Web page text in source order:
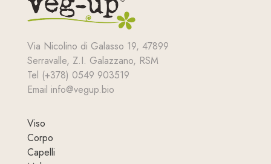
Via Nicolino di Galasso 19, 47899
Serravalle, Z.I. Galazzano, RSM
Tel (+378) 0549 903519
Email info@vegup.bio
Viso
Corpo
Capelli